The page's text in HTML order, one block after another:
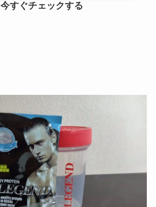
今すぐチェックする